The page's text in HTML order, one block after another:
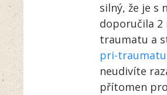
silný, že je s
doporučila 2
traumatu a
pri-
neudivíte
přítomen